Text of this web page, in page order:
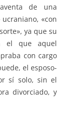
de una
«con
ya que su
el que aquel
con cargo
el esposo-
sí solo, sin el
divorciado, y